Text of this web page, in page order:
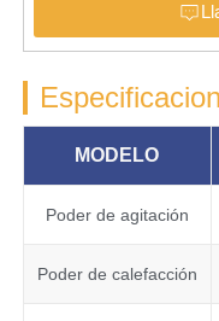
MODELO
Poder de agitación
Poder de calefacción